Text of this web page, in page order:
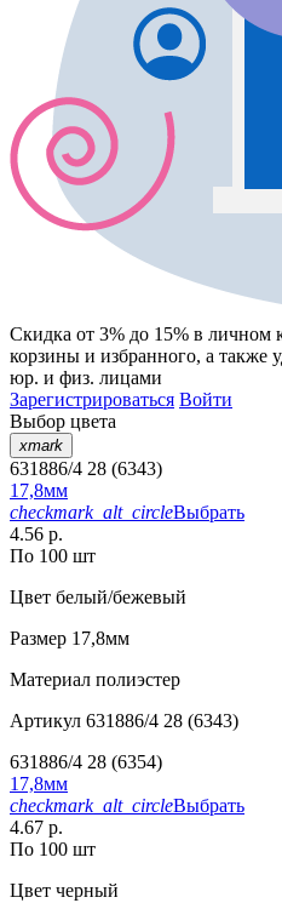
Скидка от 3% до 15% в личном
корзины и избранного, а также
юр. и физ. лицами
Зарегистрироваться Войти
Выбор цвета
xmark
631886/4 28 (6343)
17,8мм
checkmark_alt_circleВыбрать
4.56 р.
По 100 шт
Цвет белый/бежевый
Размер 17,8мм
Материал полиэстер
Артикул 631886/4 28 (6343)
631886/4 28 (6354)
17,8мм
checkmark_alt_circleВыбрать
4.67 р.
По 100 шт
Цвет черный